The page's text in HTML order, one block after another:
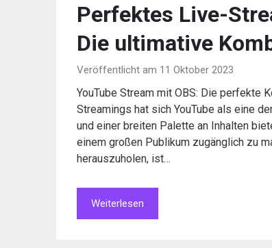
Perfektes Live-
Die ultimative
Veröffentlicht am 11 Oktober 2023
YouTube Stream mit OBS: Die perfekte
Streamings hat sich YouTube als eine
und einer breiten Palette an Inhalten
einem großen Publikum zugänglich zu
herauszuholen, ist…
Weiterlesen